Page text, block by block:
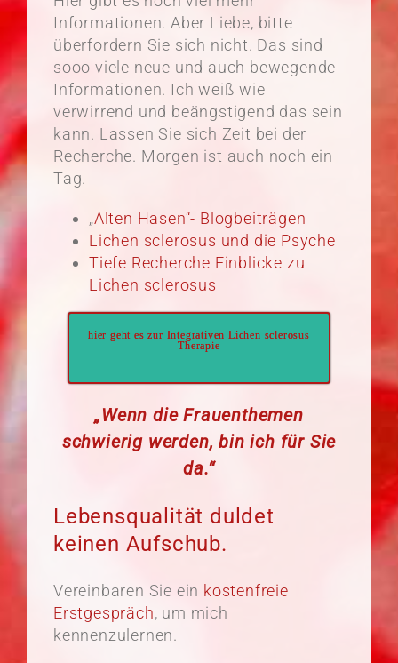
Informationen. Aber Liebe, bitte
überfordern Sie sich nicht. Das sind
sooo viele neue und auch bewegende
Informationen. Ich weiß wie
verwirrend und beängstigend das sein
kann. Lassen Sie sich Zeit bei der
Recherche. Morgen ist auch noch ein
Tag.
„Alten Hasen“- Blogbeiträgen
Lichen sclerosus und die Psyche
Tiefe Recherche Einblicke zu
Lichen sclerosus
hier geht es zur Integrativen Lichen sclerosus
Therapie
„Wenn die Frauenthemen
schwierig werden, bin ich für Sie
da.“
Lebensqualität duldet
keinen Aufschub.
Vereinbaren Sie ein kostenfreie
Erstgespräch, um mich
kennenzulernen.